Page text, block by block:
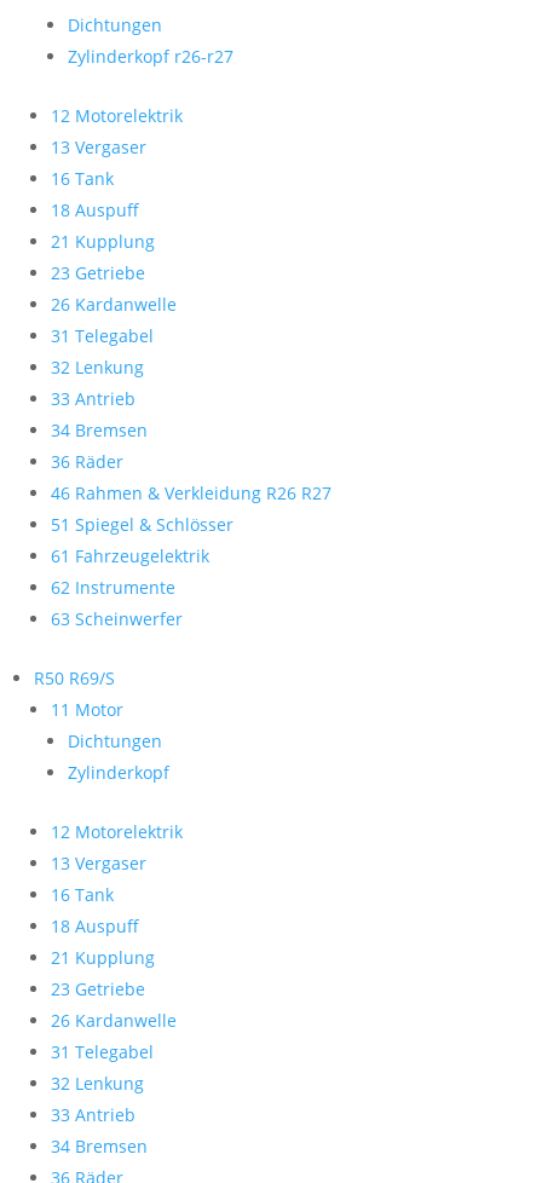
Dichtungen
Zylinderkopf r26-r27
12 Motorelektrik
13 Vergaser
16 Tank
18 Auspuff
21 Kupplung
23 Getriebe
26 Kardanwelle
31 Telegabel
32 Lenkung
33 Antrieb
34 Bremsen
36 Räder
46 Rahmen & Verkleidung R26 R27
51 Spiegel & Schlösser
61 Fahrzeugelektrik
62 Instrumente
63 Scheinwerfer
R50 R69/S
11 Motor
Dichtungen
Zylinderkopf
12 Motorelektrik
13 Vergaser
16 Tank
18 Auspuff
21 Kupplung
23 Getriebe
26 Kardanwelle
31 Telegabel
32 Lenkung
33 Antrieb
34 Bremsen
36 Räder